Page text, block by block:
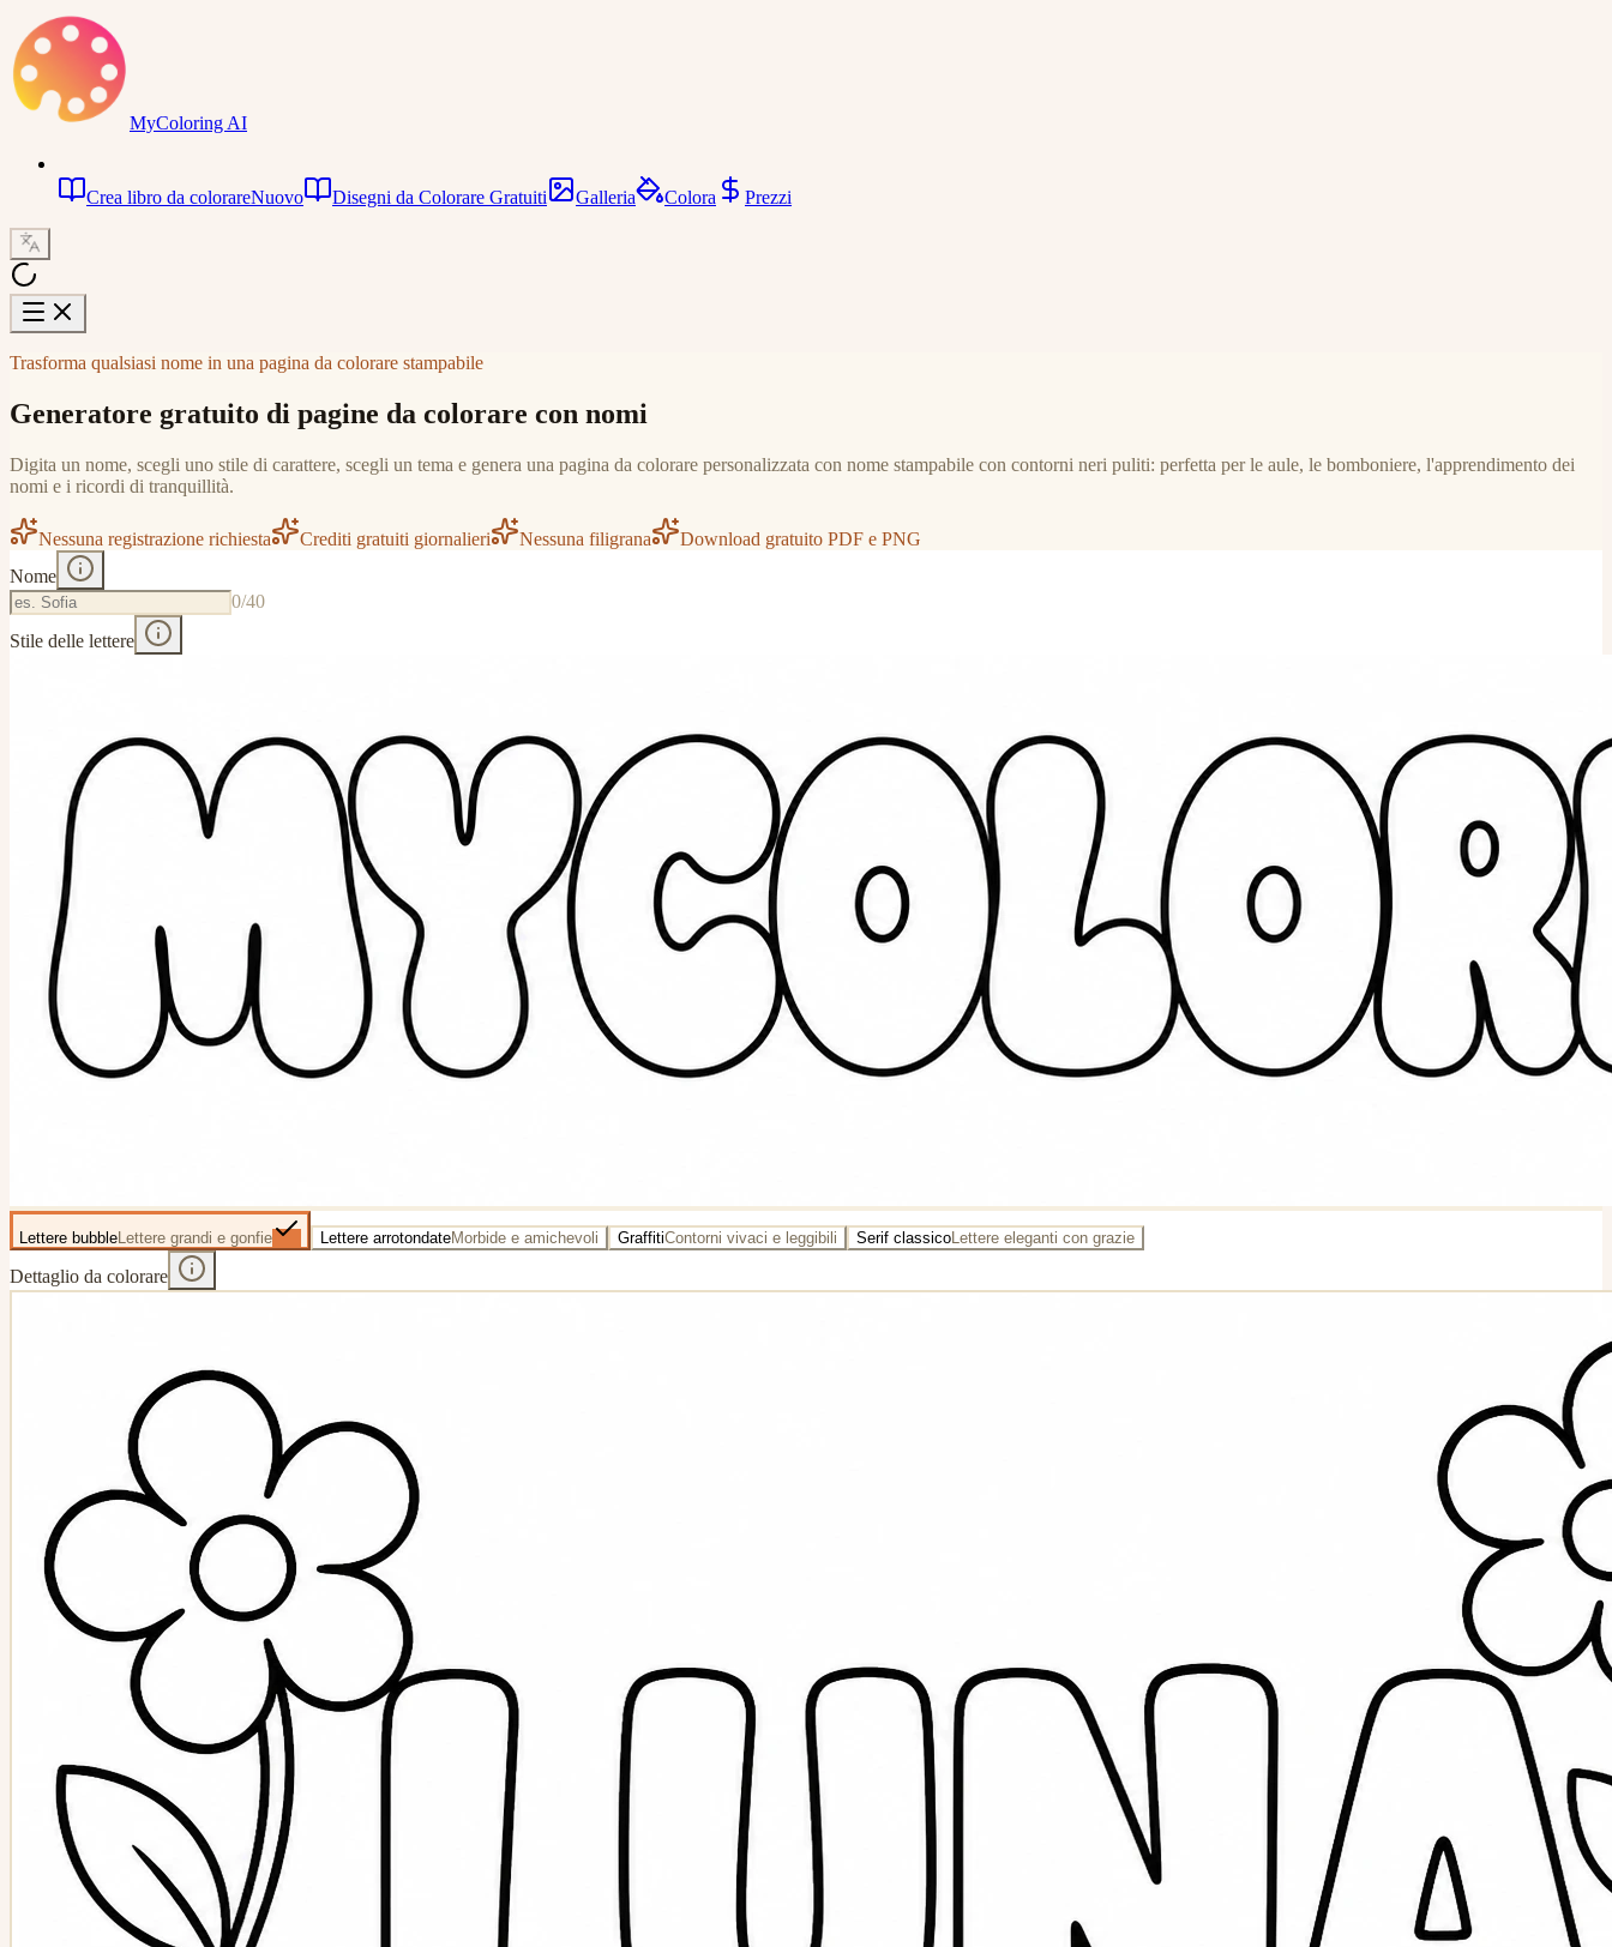
MyColoring AI
Crea libro da colorareNuovo Disegni da Colorare Gratuiti Galleria Colora Prezzi
Trasforma qualsiasi nome in una pagina da colorare stampabile
Generatore gratuito di pagine da colorare con nomi
Digita un nome, scegli uno stile di carattere, scegli un tema e genera una pagina da colorare personalizzata con nome stampabile con contorni neri puliti: perfetta per le aule, le bomboniere, l'apprendimento dei
nomi e i ricordi di tranquillità.
Nessuna registrazione richiesta Crediti gratuiti giornalieri Nessuna filigrana
Download gratuito PDF e PNG
Nome
0/40
Stile delle lettere
Lettere bubble Lettere grandi e gonfie Lettere arrotondateMorbide e amichevoli GraffitiContorni vivaci e leggibili Serif classico Lettere eleganti con grazie
Dettaglio da colorare